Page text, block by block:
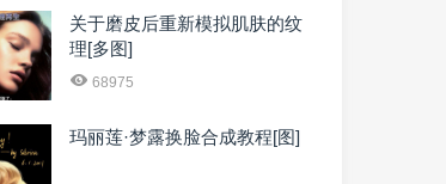
关于磨皮后重新模拟肌肤的纹
理[多图]
68975
玛丽莲·梦露换脸合成教程[图]